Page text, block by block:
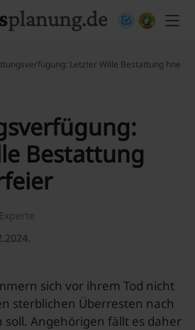
Letzter Wille Bestattung hne
Bestattung
Experte
sich vor ihrem Tod nicht
sterblichen Überresten nach
soll. Angehörigen fällt es daher